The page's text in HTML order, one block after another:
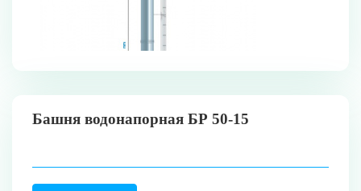
Башня водонапорная БР 50-15